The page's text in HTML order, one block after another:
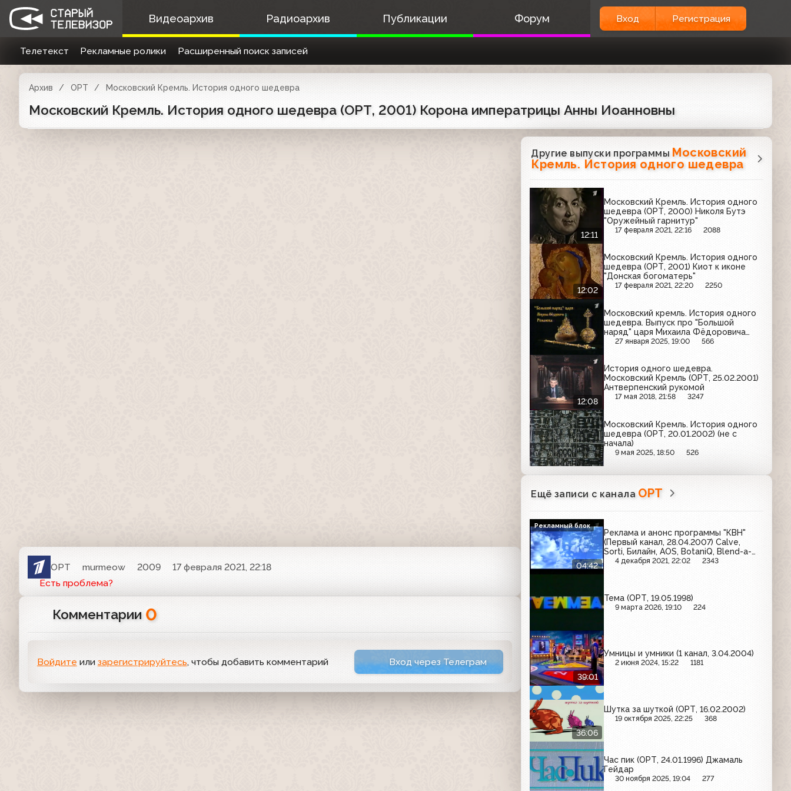
Видеоархив Радиоархив Публикации Форум Вход Регистрация
Телетекст Рекламные ролики Расширенный поиск записей
Архив ОРТ Московский Кремль. История одного шедевра
Московский Кремль. История одного шедевра (ОРТ, 2001) Корона императрицы Анны Иоанновны
ОРТ murmeow 2009
17 февраля 2021, 22:18
Есть проблема?
Комментарии 0
Войдите или зарегистрируйтесь, чтобы добавить комментарий Вход через Телеграм
Другие выпуски программы Московский
Кремль. История одного шедевра
12:11
Московский Кремль. История одного
шедевра (ОРТ, 2000) Николя Бутэ
"Оружейный гарнитур"
17 февраля 2021, 22:16 2088
12:02
Московский Кремль. История одного
шедевра (ОРТ, 2001) Киот к иконе
"Донская богоматерь"
17 февраля 2021, 22:20 2250
Московский кремль. История одного
шедевра. Выпуск про "Большой
наряд" царя Михаила Фёдоровича
Романова (ОРТ, 03.03.2001)
27 января 2025, 19:00 566
12:08
История одного шедевра.
Московский Кремль (ОРТ, 25.02.2001)
Антверпенский рукомой
17 мая 2018, 21:58 3247
Московский Кремль. История одного
шедевра (ОРТ, 20.01.2002) (не с
начала)
9 мая 2025, 18:50 526
Ещё записи с канала ОРТ
04:42
Реклама и анонс программы "КВН"
(Первый канал, 28.04.2007) Calve,
Sorti, Билайн, AOS, BotaniQ, Blend-a-
med, Electrolux, Лютеин Комплекс,
4 декабря 2021, 22:02 2343
Рекламный блок
Тема (ОРТ, 19.05.1998)
9 марта 2026, 19:10 224
39:01
Умницы и умники (1 канал, 3.04.2004)
2 июня 2024, 15:22 1181
36:06
Шутка за шуткой (ОРТ, 16.02.2002)
19 октября 2025, 22:25 368
Час пик (ОРТ, 24.01.1996) Джамаль
Гейдар
30 ноября 2025, 19:04 277